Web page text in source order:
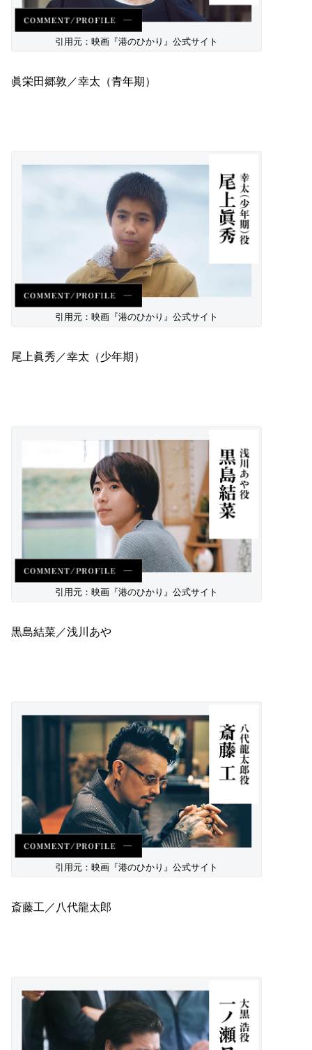
引用元：映画『港のひかり』公式サイト
眞栄田郷敦／幸太（青年期）
引用元：映画『港のひかり』公式サイト
尾上眞秀／幸太（少年期）
引用元：映画『港のひかり』公式サイト
黒島結菜／浅川あや
引用元：映画『港のひかり』公式サイト
斎藤工／八代龍太郎